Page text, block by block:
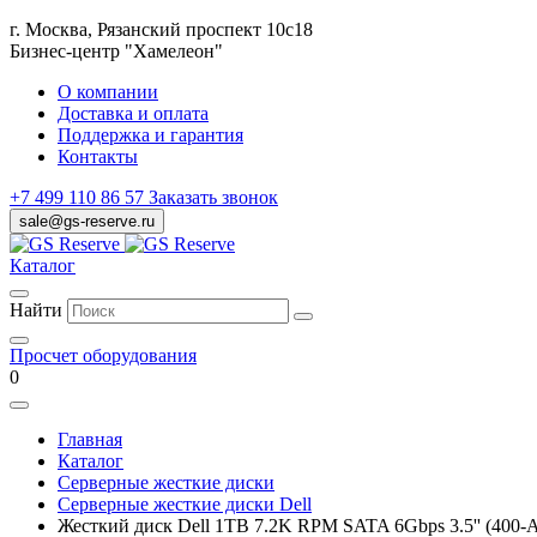
г. Москва, Рязанский проспект 10с18
Бизнес-центр "Хамелеон"
О компании
Доставка и оплата
Поддержка и гарантия
Контакты
+7 499 110 86 57 Заказать звонок
sale@gs-reserve.ru
Каталог
Найти
Просчет оборудования
0
Главная
Каталог
Серверные жесткие диски
Серверные жесткие диски Dell
Жесткий диск Dell 1TB 7.2K RPM SATA 6Gbps 3.5'' (400-